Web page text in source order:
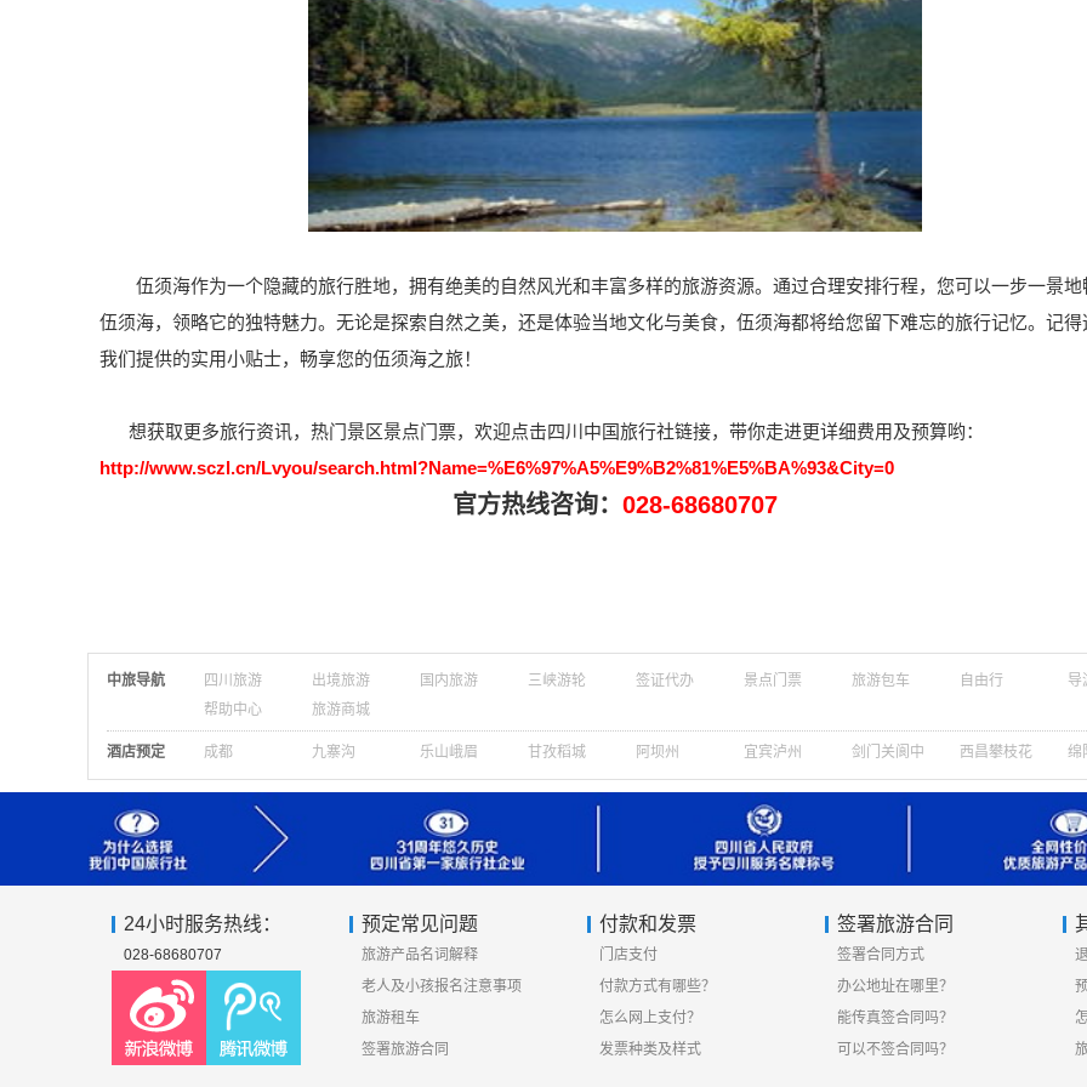
伍须海作为一个隐藏的旅行胜地，拥有绝美的自然风光和丰富多样的旅游资源。通过合理安排行程，您可以一步一景地
伍须海，领略它的独特魅力。无论是探索自然之美，还是体验当地文化与美食，伍须海都将给您留下难忘的旅行记忆。记得
我们提供的实用小贴士，畅享您的伍须海之旅！
想获取更多旅行资讯，热门景区景点门票，欢迎点击四川中国旅行社链接，带你走进更详细费用及预算哟：
http://www.sczl.cn/Lvyou/search.html?Name=%E6%97%A5%E9%B2%81%E5%BA%93&City=0
官方热线咨询： 028-68680707
中旅导航 四川旅游 出境旅游 国内旅游 三峡游轮 签证代办 景点门票 旅游包车 自由行 导
帮助中心
旅游商城
酒店预定 成都 九寨沟 乐山峨眉 甘孜稻城 阿坝州 宜宾泸州 剑门关阆中 西昌攀枝花 绵
24小时服务热线：
028-68680707
预定常见问题
旅游产品名词解释
老人及小孩报名注意事项
旅游租车
签署旅游合同
付款和发票
门店支付
付款方式有哪些？
怎么网上支付？
发票种类及样式
签署旅游合同
签署合同方式
办公地址在哪里？
能传真签合同吗？
可以不签合同吗？